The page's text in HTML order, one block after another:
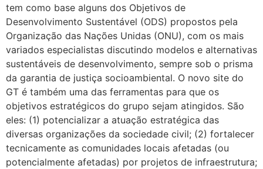
tem como base alguns dos Objetivos de
Desenvolvimento Sustentável (ODS) propostos pela
Organização das Nações Unidas (ONU), com os mais
variados especialistas discutindo modelos e alternativas
sustentáveis de desenvolvimento, sempre sob o prisma
da garantia de justiça socioambiental. O novo site do
GT é também uma das ferramentas para que os
objetivos estratégicos do grupo sejam atingidos. São
eles: (1) potencializar a atuação estratégica das
diversas organizações da sociedade civil; (2) fortalecer
tecnicamente as comunidades locais afetadas (ou
potencialmente afetadas) por projetos de infraestrutura;